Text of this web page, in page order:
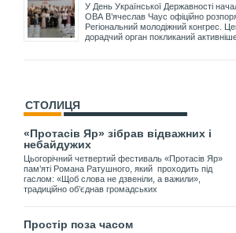
У День Української Державності
ОВА В’ячеслав Чаус офіційно
Регіональний молодіжний конгрес.
дорадчий орган покликаний
СТОЛИЦЯ
«Протасів Яр» зібрав відважних і
небайдужих
Цьогорічний четвертий фестиваль «Протасів Яр»
пам’яті Романа Ратушного, який проходить під
гаслом: «Щоб слова не дзвеніли, а важили»,
традиційно об’єднав громадських
Простір поза часом